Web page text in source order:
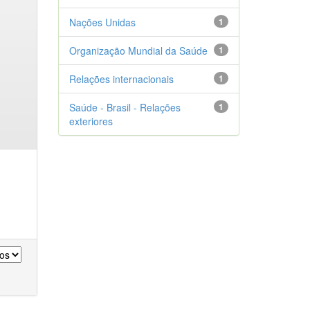
1
Nações Unidas
1
Organização Mundial da Saúde
1
Relações internacionais
1
Saúde - Brasil - Relações
exteriores